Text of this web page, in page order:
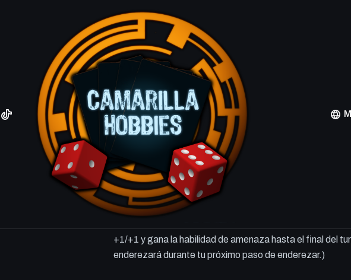
Emberhorn Minotaur -
VERSIÓN
Ingles Español
Agregar al Carrito
DESCRIPCIÓN
Criatura — Guerrero minotauro
+1/+1 y gana la habilidad de amenaza hasta el final del
enderezará durante tu próximo paso de enderezar.)